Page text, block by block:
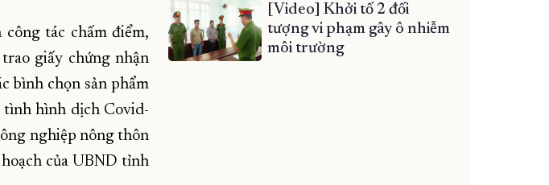
công tác chấm điểm,
giấy chứng nhận
bình chọn sản phẩm
tình hình dịch Covid-
nghiệp nông thôn
của UBND tỉnh
[Video] Khởi tố 2 đối
tượng vi phạm gây ô nhiễm
môi trường